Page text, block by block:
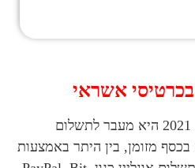
אשראי
המגמה העולמית נכון לשנת 2021 היא מעבר לתשלום
מזומן, בין היתר באמצעות